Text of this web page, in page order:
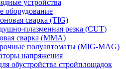
устройства
оборудование
сварка (TIG)
плазменная резка (CUT)
сварка (ММА)
полуавтоматы (MIG-MAG)
напряжения
обустройства стройплощадок